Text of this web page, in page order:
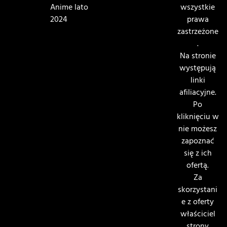
Anime lato
2024
wszystkie
prawa
zastrzeżone
.
Na stronie
występują
linki
afiliacyjne.
Po
kliknięciu w
nie możesz
zapoznać
się z ich
ofertą.
Za
skorzystani
e z oferty
właściciel